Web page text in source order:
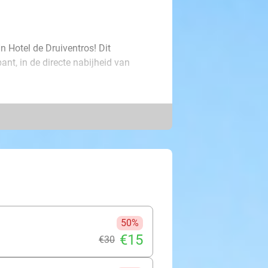
Hotel de Druiventros! Dit
in de directe nabijheid van
Bovendien ontvang je kaartjes
en waar waaghalzen in
er ook voor kiezen om die
50%
€30 €15